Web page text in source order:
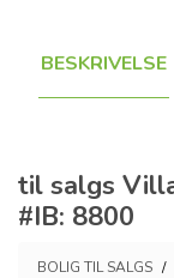
BESKRIVELSE
til salgs
#IB: 8800
BOLIG TIL SALGS